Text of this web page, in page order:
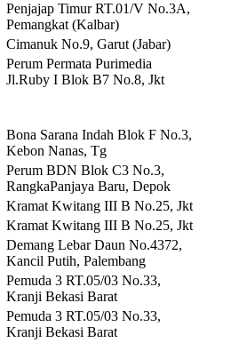
Penjajap Timur RT.01/V No.3A,
Pemangkat (Kalbar)
Cimanuk No.9, Garut (Jabar)
Perum Permata Purimedia
Jl.Ruby I Blok B7 No.8, Jkt
Bona Sarana Indah Blok F No.3,
Kebon Nanas, Tg
Perum BDN Blok C3 No.3,
RangkaPanjaya Baru, Depok
Kramat Kwitang III B No.25, Jkt
Kramat Kwitang III B No.25, Jkt
Demang Lebar Daun No.4372,
Kancil Putih, Palembang
Pemuda 3 RT.05/03 No.33,
Kranji Bekasi Barat
Pemuda 3 RT.05/03 No.33,
Kranji Bekasi Barat